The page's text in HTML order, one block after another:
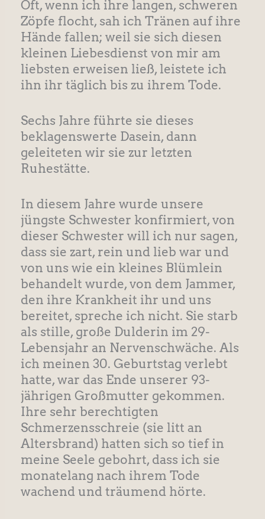
Oft, wenn ich ihre langen, schweren
Zöpfe flocht, sah ich Tränen auf ihre
Hände fallen; weil sie sich diesen
kleinen Liebesdienst von mir am
liebsten erweisen ließ, leistete ich
ihn ihr täglich bis zu ihrem Tode.
Sechs Jahre führte sie dieses
beklagenswerte Dasein, dann
geleiteten wir sie zur letzten
Ruhestätte.
In diesem Jahre wurde unsere
jüngste Schwester konfirmiert, von
dieser Schwester will ich nur sagen,
dass sie zart, rein und lieb war und
von uns wie ein kleines Blümlein
behandelt wurde, von dem Jammer,
den ihre Krankheit ihr und uns
bereitet, spreche ich nicht. Sie starb
als stille, große Dulderin im 29-
Lebensjahr an Nervenschwäche. Als
ich meinen 30. Geburtstag verlebt
hatte, war das Ende unserer 93-
jährigen Großmutter gekommen.
Ihre sehr berechtigten
Schmerzensschreie (sie litt an
Altersbrand) hatten sich so tief in
meine Seele gebohrt, dass ich sie
monatelang nach ihrem Tode
wachend und träumend hörte.